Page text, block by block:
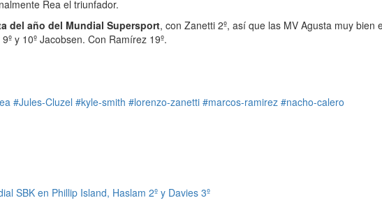
Rea el triunfador.
del año del Mundial Supersport, con Zanetti 2º, así que las MV Agusta muy bien
y 10º Jacobsen. Con Ramírez 19º.
#Jules-Cluzel #kyle-smith #lorenzo-zanetti #marcos-ramirez #nacho-calero
SBK en Phillip Island, Haslam 2º y Davies 3º